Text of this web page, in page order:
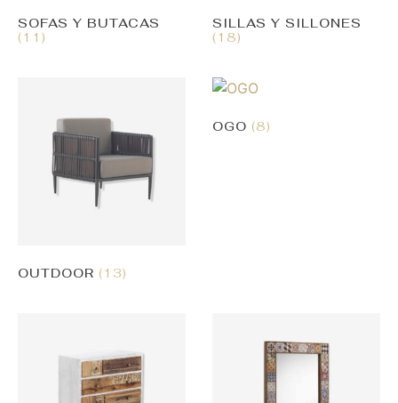
SOFAS Y BUTACAS
(11)
SILLAS Y SILLONES
(18)
OUTDOOR (13)
OGO (8)